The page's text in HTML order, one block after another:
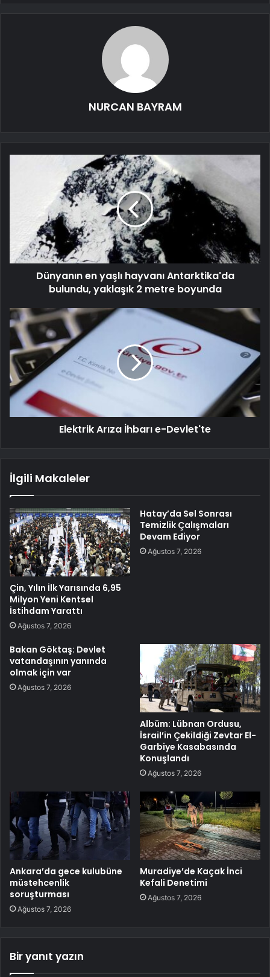
NURCAN BAYRAM
Dünyanın en yaşlı hayvanı Antarktika'da
bulundu, yaklaşık 2 metre boyunda
Elektrik Arıza İhbarı e-Devlet'te
İlgili Makaleler
Çin, Yılın İlk Yarısında 6,95
Milyon Yeni Kentsel
İstihdam Yarattı
Ağustos 7, 2026
Hatay’da Sel Sonrası
Temizlik Çalışmaları
Devam Ediyor
Ağustos 7, 2026
Bakan Göktaş: Devlet
vatandaşının yanında
olmak için var
Ağustos 7, 2026
Albüm: Lübnan Ordusu,
İsrail’in Çekildiği Zevtar El-
Garbiye Kasabasında
Konuşlandı
Ağustos 7, 2026
Ankara’da gece kulubüne
müstehcenlik
soruşturması
Ağustos 7, 2026
Muradiye’de Kaçak İnci
Kefali Denetimi
Ağustos 7, 2026
Bir yanıt yazın